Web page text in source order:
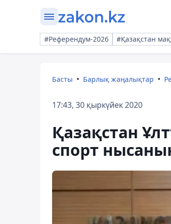
#Референдум-2026 #Қазақстан
Басты Барлық жаңалықтар
17:43, 30 қыркүйек 2020
Қазақстан
спорт